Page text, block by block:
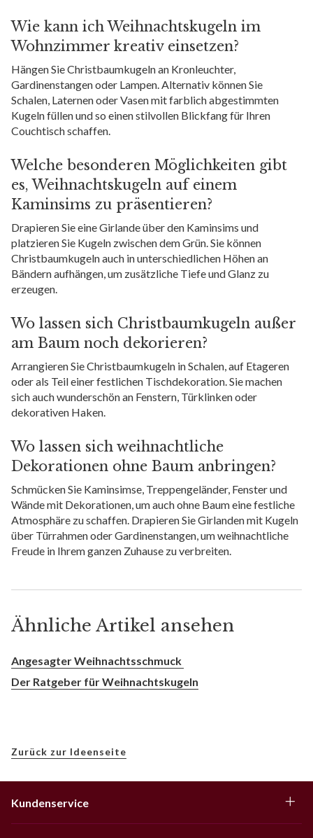
Wie kann ich Weihnachtskugeln im
Wohnzimmer kreativ einsetzen?
Hängen Sie Christbaumkugeln an Kronleuchter,
Gardinenstangen oder Lampen. Alternativ können Sie
Schalen, Laternen oder Vasen mit farblich abgestimmten
Kugeln füllen und so einen stilvollen Blickfang für Ihren
Couchtisch schaffen.
Welche besonderen Möglichkeiten gibt
es, Weihnachtskugeln auf einem
Kaminsims zu präsentieren?
Drapieren Sie eine Girlande über den Kaminsims und
platzieren Sie Kugeln zwischen dem Grün. Sie können
Christbaumkugeln auch in unterschiedlichen Höhen an
Bändern aufhängen, um zusätzliche Tiefe und Glanz zu
erzeugen.
Wo lassen sich Christbaumkugeln außer
am Baum noch dekorieren?
Arrangieren Sie Christbaumkugeln in Schalen, auf Etageren
oder als Teil einer festlichen Tischdekoration. Sie machen
sich auch wunderschön an Fenstern, Türklinken oder
dekorativen Haken.
Wo lassen sich weihnachtliche
Dekorationen ohne Baum anbringen?
Schmücken Sie Kaminsimse, Treppengeländer, Fenster und
Wände mit Dekorationen, um auch ohne Baum eine festliche
Atmosphäre zu schaffen. Drapieren Sie Girlanden mit Kugeln
über Türrahmen oder Gardinenstangen, um weihnachtliche
Freude in Ihrem ganzen Zuhause zu verbreiten.
Ähnliche Artikel ansehen
Angesagter Weihnachtsschmuck
Der Ratgeber für Weihnachtskugeln
Zurück zur Ideenseite
Kundenservice